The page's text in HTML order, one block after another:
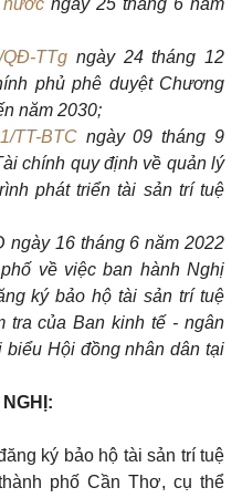
nước ngày 25 tháng 6 năm
QĐ-TTg ngày 24 tháng 12
phủ phê duyệt Chương
năm 2030;
TT-BTCngày 09 tháng 9
chính quy định về quản lý
phát triển tài sản trí tuệ
ngày 16 tháng 6 năm 2022
về việc ban hành Nghị
ký bảo hộ tài sản trí tuệ
tra của Ban kinh tế - ngân
Hội đồng nhân dân tại
ký bảo hộ tài sản trí tuệ
phố Cần Thơ, cụ thể